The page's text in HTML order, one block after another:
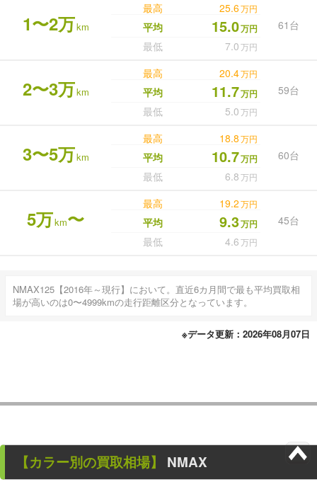
1〜2万km
最高 25.6万円
61台
平均 15.0万円
最低 7.0万円
2〜3万km
最高 20.4万円
59台
平均 11.7万円
最低 5.0万円
3〜5万km
最高 18.8万円
60台
平均 10.7万円
最低 6.8万円
5万km〜
最高 19.2万円
45台
平均 9.3万円
最低 4.6万円
NMAX125【2016年～現行】において。直近6カ月間で最も平均買取相
場が高いのは0〜4999kmの走行距離区分となっています。
※データ更新：2026年08月07日
【カラー別の買取相場】 NMAX